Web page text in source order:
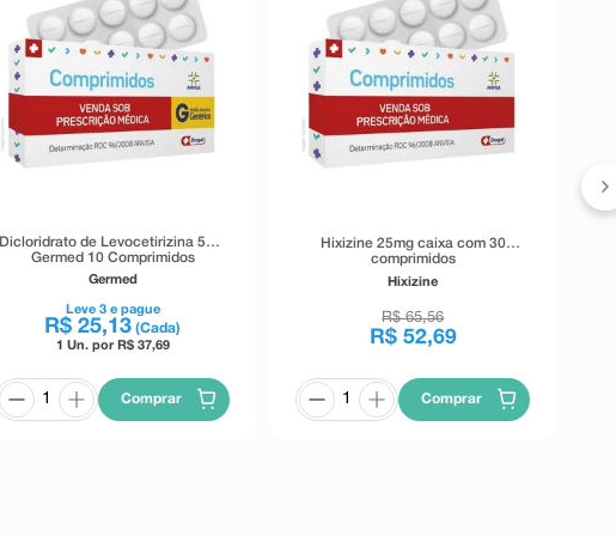
Dicloridrato de Levocetirizina 5mg
Germed 10 Comprimidos
Revestidos
Germed
Leve 3e pague
R$ 25,13 (Cada)
1 Un. por R$ 37,69
Comprar
Hixizine 25mg caixa com 30
comprimidos
Hixizine
R$ 65,56
R$ 52,69
Comprar